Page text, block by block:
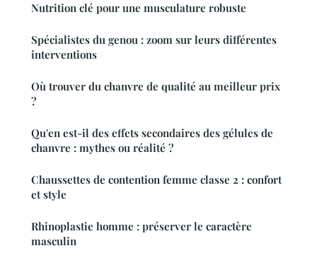
Nutrition clé pour une musculature robuste
Spécialistes du genou : zoom sur leurs différentes
interventions
Où trouver du chanvre de qualité au meilleur prix
?
Qu'en est-il des effets secondaires des gélules de
chanvre : mythes ou réalité ?
Chaussettes de contention femme classe 2 : confort
et style
Rhinoplastie homme : préserver le caractère
masculin